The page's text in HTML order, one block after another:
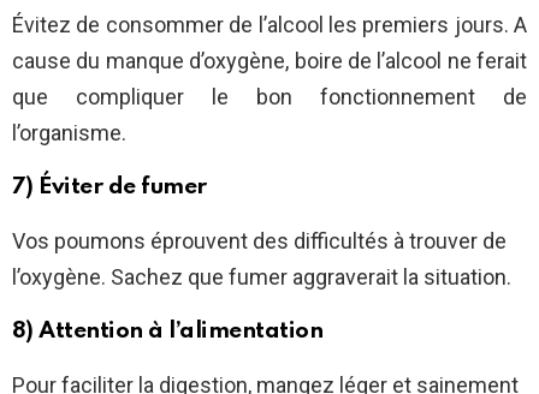
Évitez de consommer de l’alcool les premiers jours. A
cause du manque d’oxygène, boire de l’alcool ne ferait
que compliquer le bon fonctionnement de
l’organisme.
7) Éviter de fumer
Vos poumons éprouvent des difficultés à trouver de
l’oxygène. Sachez que fumer aggraverait la situation.
8) Attention à l’alimentation
Pour faciliter la digestion, mangez léger et sainement